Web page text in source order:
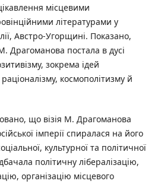
місцевими
літературами у
Австро-Угорщині. Показано,
Драгоманова постала в дусі
зокрема ідей
космополітизму й
що візія М. Драгоманова
імперії спиралася на його
культурної та політичної
політичну лібералізацію,
організацію місцевого